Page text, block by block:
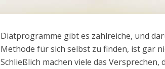
Diätprogramme gibt es zahlreiche, und
Methode für sich selbst zu finden, ist gar
Schließlich machen viele das